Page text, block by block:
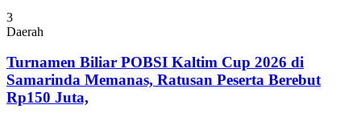
3
Daerah
Turnamen Biliar POBSI Kaltim Cup 2026 di
Samarinda Memanas, Ratusan Peserta Berebut
Rp150 Juta,